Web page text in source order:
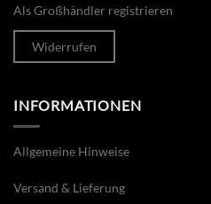
Als Großhändler registrieren
Widerrufen
INFORMATIONEN
Allgemeine Hinweise
Versand & Lieferung